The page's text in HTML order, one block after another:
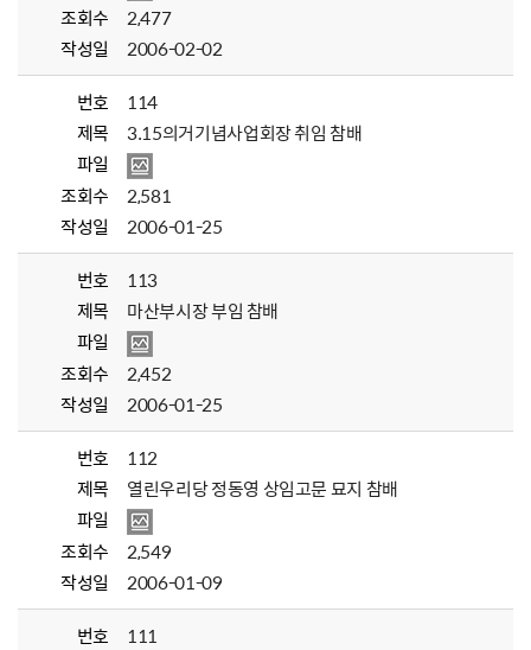
조회수
2,477
작성일
2006-02-02
번호
114
제목
3.15의거기념사업회장 취임 참배
파일
조회수
2,581
작성일
2006-01-25
번호
113
제목
마산부시장 부임 참배
파일
조회수
2,452
작성일
2006-01-25
번호
112
제목
열린우리당 정동영 상임고문 묘지 참배
파일
조회수
2,549
작성일
2006-01-09
번호
111